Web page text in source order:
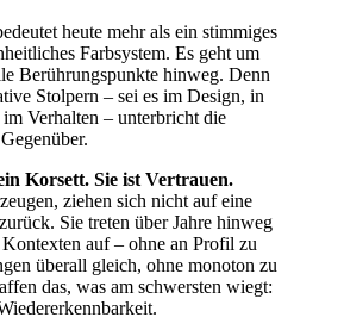
heute mehr als ein stimmiges
Farbsystem. Es geht um
Berührungspunkte hinweg. Denn
Stolpern – sei es im Design, in
im Verhalten – unterbricht die
Korsett. Sie ist Vertrauen.
ziehen sich nicht auf eine
Sie treten über Jahre hinweg
auf – ohne an Profil zu
überall gleich, ohne monoton zu
das, was am schwersten wiegt: